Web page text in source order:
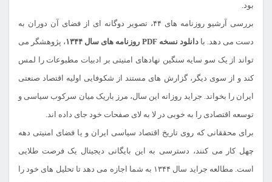
بود.
بررسی آرشیو روزنامه های ۴۴، تصویر دوگانه ای از فضای آن دوران به
دست می دهد. بادانلود نسخه PDF روزنامه های سال ۱۳۴۴
، پژوهشگر می
تواند از یک سو سایه سنگین نهادهای امنیتی بر ادبیات مطبوعات را لمس
کند و از سوی دیگر، گزارش های مستند از شکوفایی اولیه اقتصاد صنعتی
ایران را بخواند. جراید روزانه این سال، مرز باریک میان سرکوب سیاسی و
توسعه اقتصادی را به خوبی در لا به لای صفحات خود جای داده اند.
برای محققانی که روی تاریخ اقتصاد سیاسی ایران و یا فضای امنیتی دهه
چهل کار می کنند، دسترسی به این بایگانی دیجیتال یک فرصت طلایی
است. مطالعه جراید سال ۱۳۴۴ به شما اجازه می دهد تا تحلیل های خود را